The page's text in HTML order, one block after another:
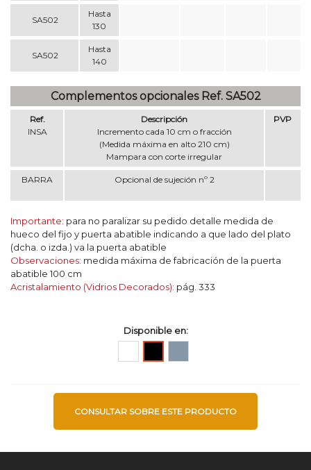
SA502
Hasta
130
SA502
Hasta
140
Complementos opcionales Ref. SA502
Ref.
INSA
Descripción
Incremento cada 10 cm o fracción
(Medida máxima en alto 210 cm)
Mampara con corte irregular
PVP
BARRA Opcional de sujeción nº 2
Importante: para no paralizar su pedido detalle medida de
hueco del fijo y puerta abatible indicando a que lado del plato
(dcha. o izda.) va la puerta abatible
Observaciones: medida máxima de fabricación de la puerta
abatible 100 cm
Acristalamiento (Vidrios Decorados): pág. 333
Disponible en:
alto
CONSULTAR SOBRE ESTE PRODUCTO